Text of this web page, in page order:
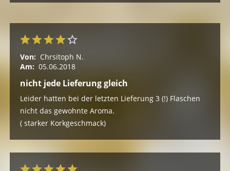
Von: Chrsitoph N.
Am: 05.06.2018
nicht jede Lieferung gleich
Leider hatten bei der letzten Lieferung 3 (!) Flaschen
nicht das gewohnte Aroma.
( starker Korkgeschmack)